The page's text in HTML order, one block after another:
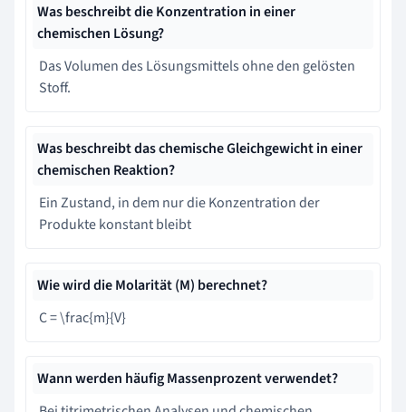
Was beschreibt die Konzentration in einer
chemischen Lösung?
Das Volumen des Lösungsmittels ohne den gelösten
Stoff.
Was beschreibt das chemische Gleichgewicht in einer
chemischen Reaktion?
Ein Zustand, in dem nur die Konzentration der
Produkte konstant bleibt
Wie wird die Molarität (M) berechnet?
C = \frac{m}{V}
Wann werden häufig Massenprozent verwendet?